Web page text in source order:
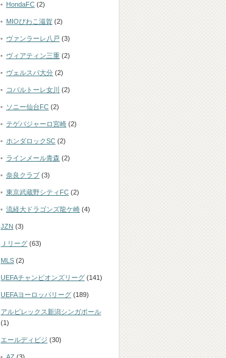
HondaFC (2)
MIOびわこ滋賀 (2)
ヴァンラーレ八戸 (3)
ヴィアティン三重 (2)
ヴェルスパ大分 (2)
コバルトーレ女川 (2)
ソニー仙台FC (2)
テゲバジャーロ宮崎 (2)
ホンダロックSC (2)
ラインメール青森 (2)
奈良クラブ (3)
東京武蔵野シティFC (2)
流経大ドラゴンズ龍ケ崎 (4)
JZN (3)
Ｊリーグ (63)
MLS (2)
UEFAチャンピオンズリーグ (141)
UEFAヨーロッパリーグ (189)
アルビレックス新潟シンガポール
(1)
エールディビジ (30)